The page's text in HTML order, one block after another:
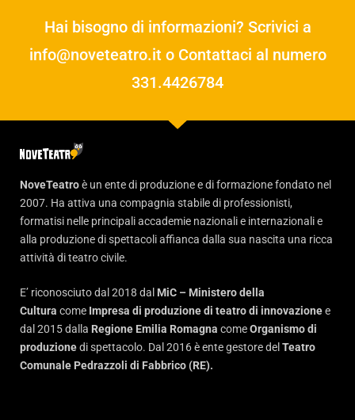
Hai bisogno di informazioni? Scrivici a
info@noveteatro.ito Contattaci al numero
331.4426784
NoveTeatroè un ente di produzione e di formazione fondato nel
2007. Ha attiva una compagnia stabile di professionisti,
formatisi nelle principali accademie nazionali e internazionali e
alla produzione di spettacoli affianca dalla sua nascita una ricca
attività di teatro civile.
E’ riconosciuto dal 2018 dal MiC – Ministero della
Cultura come Impresa di produzione di teatro di innovazionee
dal 2015 dalla Regione Emilia Romagna comeOrganismo di
produzionedi spettacolo. Dal 2016 è ente gestore del Teatro
Comunale Pedrazzoli di Fabbrico (RE).